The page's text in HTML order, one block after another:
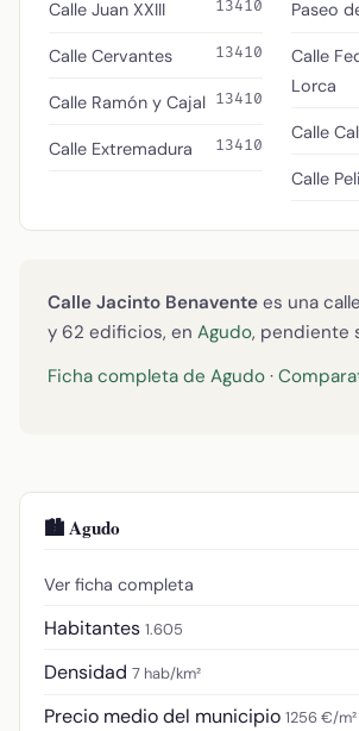
Calle Juan XXIII 13410
Calle Cervantes 13410
Calle Ramón y Cajal 13410
Calle Extremadura 13410
Paseo
Calle
Lorca
Calle
Calle
Calle Jacinto Benavente es una
y 62 edificios, en Agudo, pendiente
Ficha completa de Agudo ·
🏙️ Agudo
Ver ficha completa
Habitantes 1.605
Densidad 7 hab/km²
Precio medio del municipio 1256 €/m²